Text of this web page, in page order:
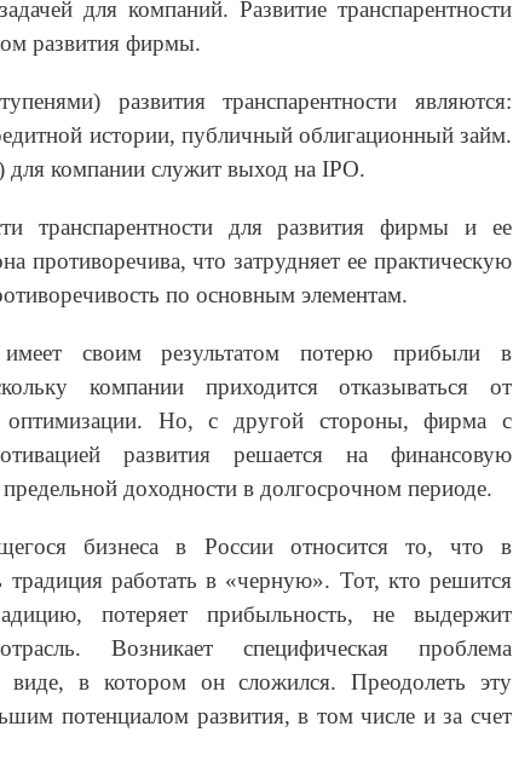
для компаний. Развитие транспарентности
развития фирмы.
развития транспарентности являются:
истории, публичный облигационный займ.
компании служит выход на IPO.
транспарентности для развития фирмы и ее
противоречива, что затрудняет ее практическую
по основным элементам.
имеет своим результатом потерю прибыли в
компании приходится отказываться от
оптимизации. Но, с другой стороны, фирма с
развития решается на финансовую
предельной доходности в долгосрочном периоде.
бизнеса в России относится то, что в
традиция работать в «черную». Тот, кто решится
потеряет прибыльность, не выдержит
Возникает специфическая проблема
виде, в котором он сложился. Преодолеть эту
потенциалом развития, в том числе и за счет